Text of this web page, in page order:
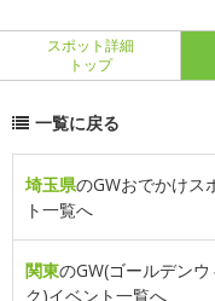
スポット詳細
トップ
一覧に戻る
埼玉県のGWおでかけス
ト一覧へ
関東のGW(ゴールデンウ
ク)イベント一覧へ